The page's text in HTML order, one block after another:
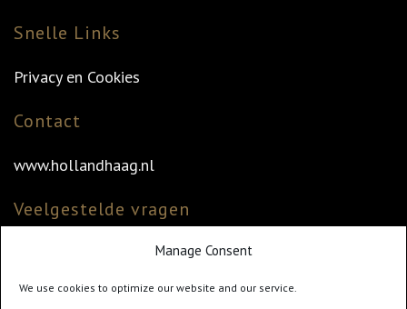
Manage Consent
We use cookies to optimize our website and our service.
Snelle Links
Privacy en Cookies
Contact
www.hollandhaag.nl
Veelgestelde vragen
Veelgestelde vragen